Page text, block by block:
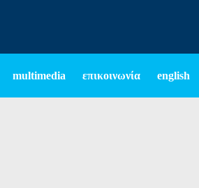
multimedia επικοινωνία english